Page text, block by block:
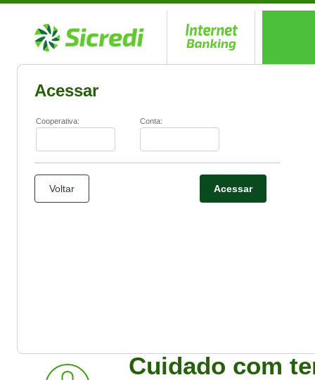
Acessar
Cooperativa: Conta:
Voltar Acessar
Cuidado com